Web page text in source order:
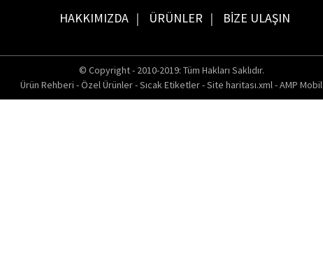
HAKKIMIZDA ÜRÜNLER BIZE ULAŞIN
© Copyright - 2010-2019: Tüm Hakları Saklıdır.
Ürün Rehberi -Özel Ürünler-Sıcak Etiketler-Site haritası.xml-AMP Mobil